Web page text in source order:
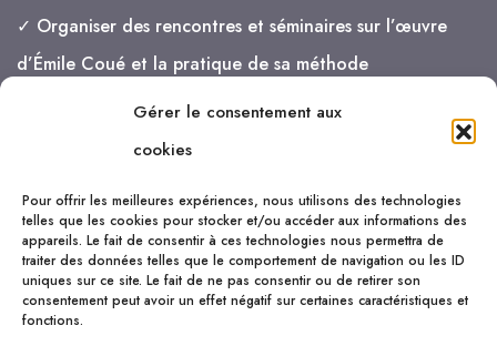
Gérer le consentement aux
cookies
Pour offrir les meilleures expériences, nous utilisons des technologies
telles que les cookies pour stocker et/ou accéder aux informations des
appareils. Le fait de consentir à ces technologies nous permettra de
traiter des données telles que le comportement de navigation ou les ID
uniques sur ce site. Le fait de ne pas consentir ou de retirer son
consentement peut avoir un effet négatif sur certaines caractéristiques et
fonctions.
✓ Organiser des rencontres et séminaires sur l’œuvre
d’Émile Coué et la pratique de sa méthode
je vais de mieux en mieux !